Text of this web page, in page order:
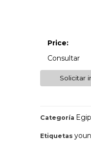
Price:
Consultar
Solicitar
Categoría
Etiquetas